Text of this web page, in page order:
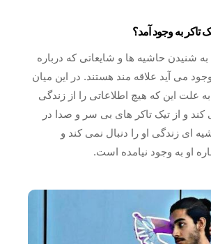
تاکر به وجود آمد؟
شنیدن حاشیه ها و شایعاتی که درباره
می آید علاقه مند هستند. در این میان
علت این که هیچ اطلاعاتی را از زندگی
و از تیک تاکر های بی سر و صدا در
ای زندگی او را دنبال نمی کند و
او به وجود نیامده است.